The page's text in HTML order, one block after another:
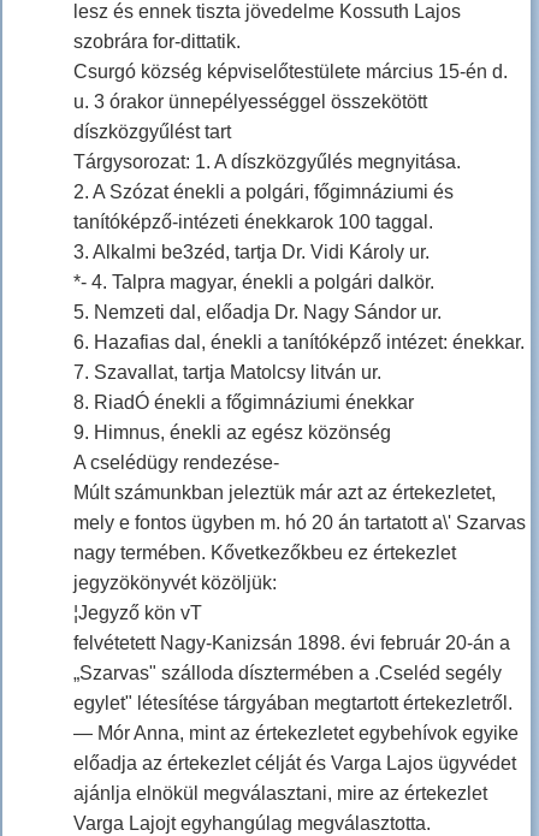
lesz és ennek tiszta jövedelme Kossuth Lajos
szobrára for-dittatik.
Csurgó község képviselőtestülete március 15-én d.
u. 3 órakor ünnepélyességgel összekötött
díszközgyűlést tart
Tárgysorozat: 1. A díszközgyűlés megnyitása.
2. A Szózat énekli a polgári, főgimnáziumi és
tanítóképző-intézeti énekkarok 100 taggal.
3. Alkalmi be3zéd, tartja Dr. Vidi Károly ur.
*- 4. Talpra magyar, énekli a polgári dalkör.
5. Nemzeti dal, előadja Dr. Nagy Sándor ur.
6. Hazafias dal, énekli a tanítóképző intézet: énekkar.
7. Szavallat, tartja Matolcsy litván ur.
8. RiadÓ énekli a főgimnáziumi énekkar
9. Himnus, énekli az egész közönség
A cselédügy rendezése-
Múlt számunkban jeleztük már azt az értekezletet,
mely e fontos ügyben m. hó 20 án tartatott a\' Szarvas
nagy termében. Kővetkezőkbeu ez értekezlet
jegyzökönyvét közöljük:
¦Jegyző kön vT
felvétetett Nagy-Kanizsán 1898. évi február 20-án a
„Szarvas" szálloda dísztermében a .Cseléd segély
egylet" létesítése tárgyában megtartott értekezletről.
— Mór Anna, mint az értekezletet egybehívok egyike
előadja az értekezlet célját és Varga Lajos ügyvédet
ajánlja elnökül megválasztani, mire az értekezlet
Varga Lajojt egyhangúlag megválasztotta.